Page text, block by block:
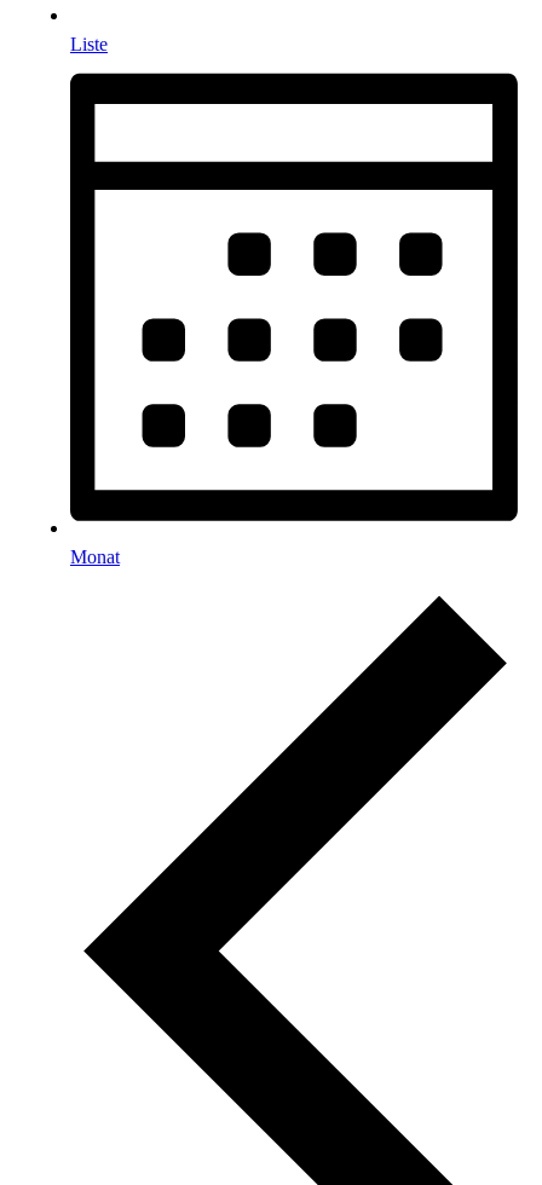
Liste
Monat